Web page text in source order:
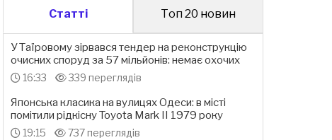
Статті Топ 20 новин
У Таїровому зірвався тендер на реконструкцію
очисних споруд за 57 мільйонів: немає охочих
16:33 339 переглядів
Японська класика на вулицях Одеси: в місті
помітили рідкісну Toyota Mark II 1979 року
19:15 737 переглядів